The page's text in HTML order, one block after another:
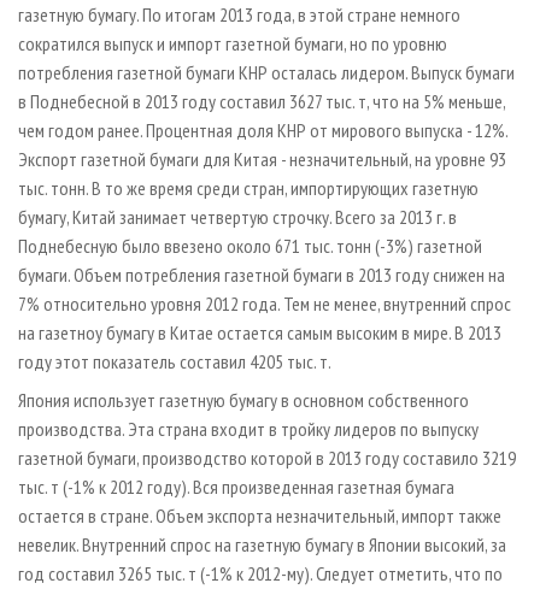
газетную бумагу. По итогам 2013 года, в этой стране немного
сократился выпуск и импорт газетной бумаги, но по уровню
потребления газетной бумаги КНР осталась лидером. Выпуск бумаги
в Поднебесной в 2013 году составил 3627 тыс. т, что на 5% меньше,
чем годом ранее. Процентная доля КНР от мирового выпуска - 12%.
Экспорт газетной бумаги для Китая - незначительный, на уровне 93
тыс. тонн. В то же время среди стран, импортирующих газетную
бумагу, Китай занимает четвертую строчку. Всего за 2013 г. в
Поднебесную было ввезено около 671 тыс. тонн (-3%) газетной
бумаги. Объем потребления газетной бумаги в 2013 году снижен на
7% относительно уровня 2012 года. Тем не менее, внутренний спрос
на газетноу бумагу в Китае остается самым высоким в мире. В 2013
году этот показатель составил 4205 тыс. т.
Япония использует газетную бумагу в основном собственного
производства. Эта страна входит в тройку лидеров по выпуску
газетной бумаги, производство которой в 2013 году составило 3219
тыс. т (-1% к 2012 году). Вся произведенная газетная бумага
остается в стране. Объем экспорта незначительный, импорт также
невелик. Внутренний спрос на газетную бумагу в Японии высокий, за
год составил 3265 тыс. т (-1% к 2012-му). Следует отметить, что по